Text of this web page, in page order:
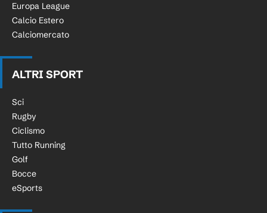
Europa League
Calcio Estero
Calciomercato
ALTRI SPORT
Sci
Rugby
Ciclismo
Tutto Running
Golf
Bocce
eSports